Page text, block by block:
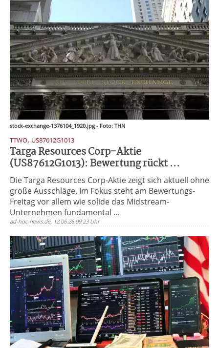
stock-exchange-1376104_1920.jpg - Foto: THN
TTWO, US87612G1013
Targa Resources Corp-Aktie
(US87612G1013): Bewertung rückt ...
Die Targa Resources Corp-Aktie zeigt sich aktuell ohne
große Ausschläge. Im Fokus steht am Bewertungs-
Freitag vor allem wie solide das Midstream-
Unternehmen fundamental ...
ad-hoc-news.de, 12.06.26 09:23 Uhr